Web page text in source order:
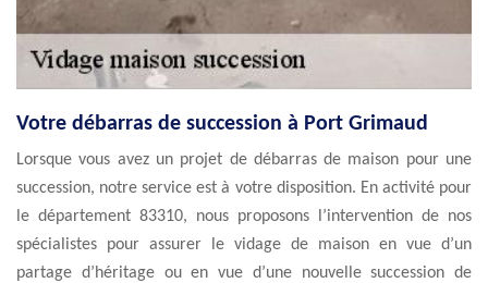
Votre débarras de succession à Port Grimaud
Lorsque vous avez un projet de débarras de maison pour une
succession, notre service est à votre disposition. En activité pour
le département 83310, nous proposons l’intervention de nos
spécialistes pour assurer le vidage de maison en vue d’un
partage d’héritage ou en vue d’une nouvelle succession de